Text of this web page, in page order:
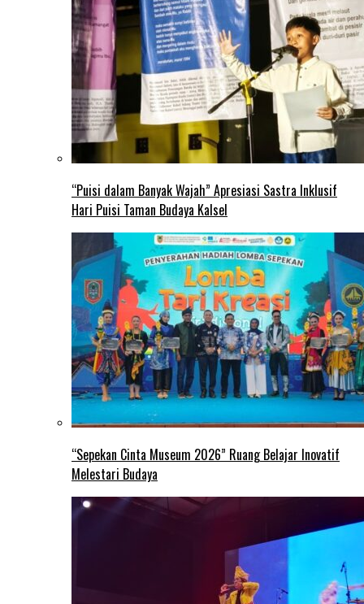
“Puisi dalam Banyak Wajah” Apresiasi Sastra Inklusif
Hari Puisi Taman Budaya Kalsel
“Sepekan Cinta Museum 2026” Ruang Belajar Inovatif
Melestari Budaya